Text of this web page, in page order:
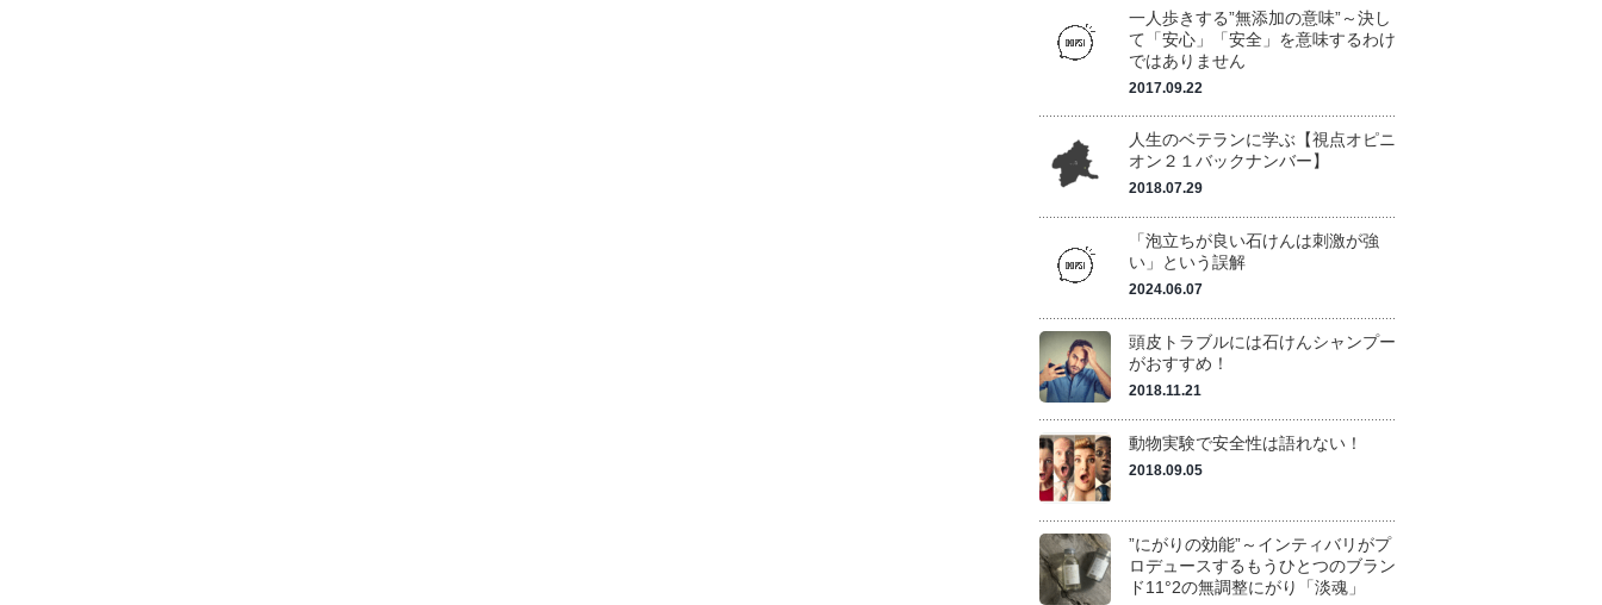
一人歩きする”無添加の意味”～決し
て「安心」「安全」を意味するわけ
ではありません
2017.09.22
人生のベテランに学ぶ【視点オピニ
オン２１バックナンバー】
2018.07.29
「泡立ちが良い石けんは刺激が強
い」という誤解
2024.06.07
頭皮トラブルには石けんシャンプー
がおすすめ！
2018.11.21
動物実験で安全性は語れない！
2018.09.05
”にがりの効能”～インティバリがプ
ロデュースするもうひとつのブラン
ド11°2の無調整にがり「淡魂」